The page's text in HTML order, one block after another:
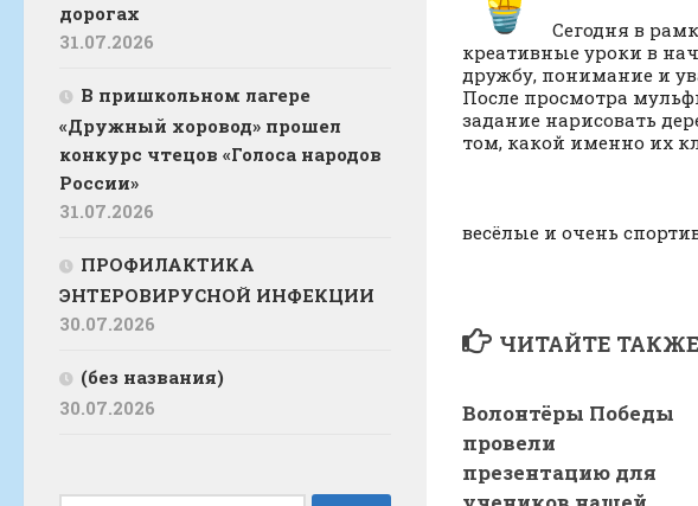
Сегодня в
креативные уроки в
дружбу, понимание и
После просмотра
задание нарисовать
том, какой именно их
весёлые и очень
ЧИТАЙТЕ
Волонтёры Победы
провели
презентацию для
дорогах
31.07.2026
В пришкольном лагере
«Дружный хоровод» прошел
конкурс чтецов «Голоса народов
России»
31.07.2026
ПРОФИЛАКТИКА
ЭНТЕРОВИРУСНОЙ ИНФЕКЦИИ
30.07.2026
(без названия)
30.07.2026